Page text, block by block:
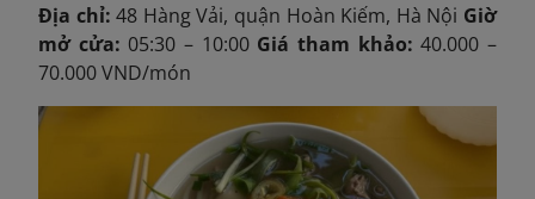
Địa chỉ: 48 Hàng Vải, quận Hoàn Kiếm, Hà Nội Giờ
mở cửa: 05:30 – 10:00 Giá tham khảo: 40.000 –
70.000 VND/món